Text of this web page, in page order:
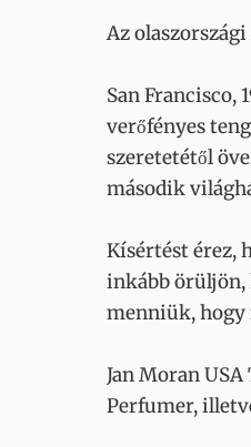
Az
San Francisco,
verőfényes
szeretetétől
második
Kísértést érez,
inkább örüljön,
menniük, hogy
Jan Moran
Perfumer,